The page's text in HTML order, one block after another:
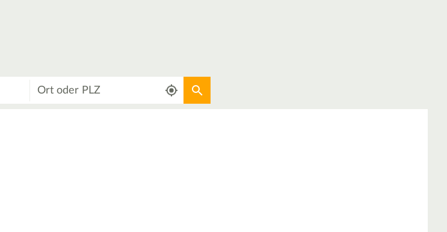
Aktuellen Standort verwenden